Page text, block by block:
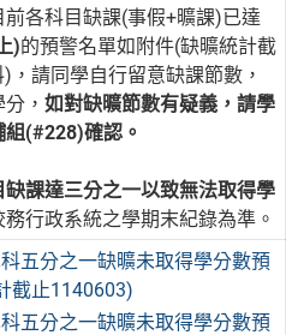
各科目缺課(事假+曠課)已達
)的預警名單如附件(缺曠統計截
，請同學自行留意缺課節數，
分，如對缺曠節數有疑義，請學
(#228)確認。
缺課達三分之一以致無法取得學
務行政系統之學期末紀錄為準。
五分之一缺曠未取得學分數預
截止1140603)
五分之一缺曠未取得學分數預